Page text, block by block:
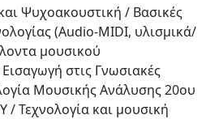
Ψυχοακουστική / Βασικές
(Audio-MIDI, υλισμικά/
μουσικού
στις Γνωσιακές
Μουσικής Ανάλυσης 20ου
/ Τεχνολογία και μουσική